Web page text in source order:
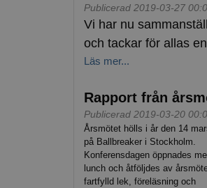
Publicerad 2019-03-27
Vi har nu
och tackar för allas
Läs mer...
Rapport från
Publicerad 2019-03-20
Årsmötet hölls i år den 14
på Ball­breaker i Stockholm.
Konferensdagen öppnades
lunch och åtföljdes av
fartfylld lek, föreläsning och